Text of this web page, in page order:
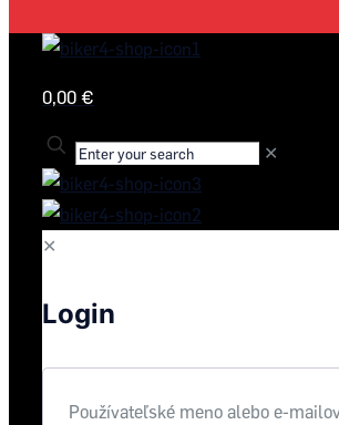
0,00 €
✕
✕
Login
Používateľské meno alebo e-